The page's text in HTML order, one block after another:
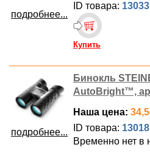
подробнее...
ID товара: 13033
Купить
подробнее...
Бинокль
AutoBright™,
Наша цена:
ID товара: 13018
Временно нет в